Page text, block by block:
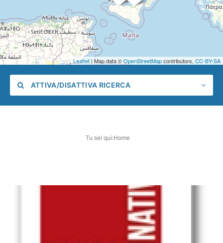
Leaflet | Map data ©OpenStreetMapcontributors, CC-BY-SA
ATTIVA/DISATTIVA RICERCA
Posizione
Tu sei qui:Home